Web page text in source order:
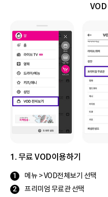
VOD
1. 무료 VOD이용하기
메뉴 > VOD전체보기 선택
프리미엄 무료관 선택